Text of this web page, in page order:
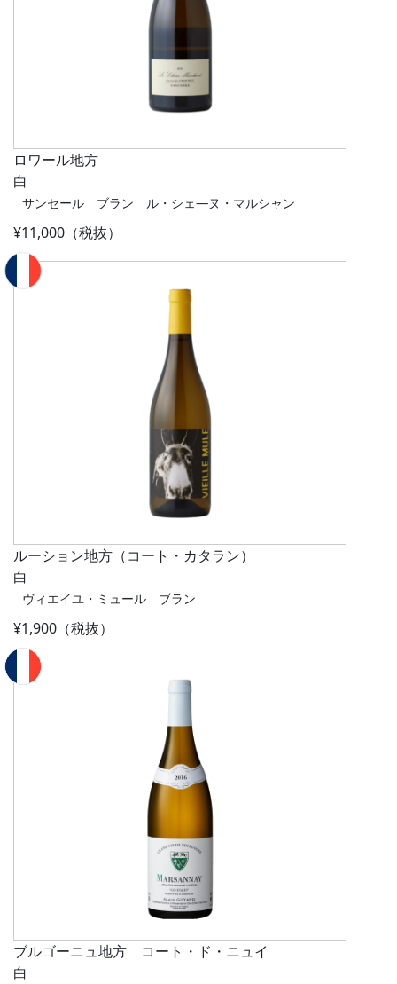
ロワール地方
白
サンセール ブラン ル・シェ―ヌ・マルシャン
¥11,000（税抜）
ルーション地方（コート・カタラン）
白
ヴィエイユ・ミュール ブラン
¥1,900（税抜）
ブルゴーニュ地方 コート・ド・ニュイ
白